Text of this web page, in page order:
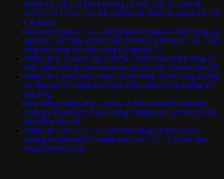
nhánh TP. Hồ Chí Minh Không có bình luận ở [THÔNG
BÁO] GU CÔNG NGHỆ chuyển địa điểm chi nhánh TP. Hồ
Chí Minh
YubiKey firmware 5.8 – Mở rộng khả năng xác thực trong kỷ
nguyên AI Không có bình luận ở YubiKey firmware 5.8 – Mở
rộng khả năng xác thực trong kỷ nguyên AI
Philips Hue Festavia sắp có thêm 3 phiên bản mới Không có
bình luận ở Philips Hue Festavia sắp có thêm 3 phiên bản mới
Philips Hue phát triển camera hỗ trợ đồng bộ ánh sáng Không
có bình luận ở Philips Hue phát triển camera hỗ trợ đồng bộ
ánh sáng
Đèn tường Philips Hue Semeru lộ diện với phiên bản mới
Không có bình luận ở Đèn tường Philips Hue Semeru lộ diện
với phiên bản mới
Philips Hue ver 5.71 – Cải tiến tính năng MotionAware
Không có bình luận ở Philips Hue ver 5.71 – Cải tiến tính
năng MotionAware